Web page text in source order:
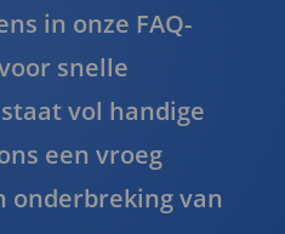
in onze FAQ-
snelle
vol handige
een vroeg
onderbreking van